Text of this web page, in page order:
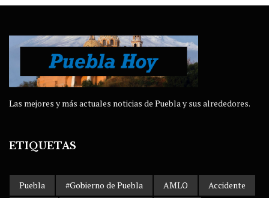
Las mejores y más actuales noticias de Puebla y sus alrededores.
ETIQUETAS
Puebla #Gobierno de Puebla AMLO
Accidente